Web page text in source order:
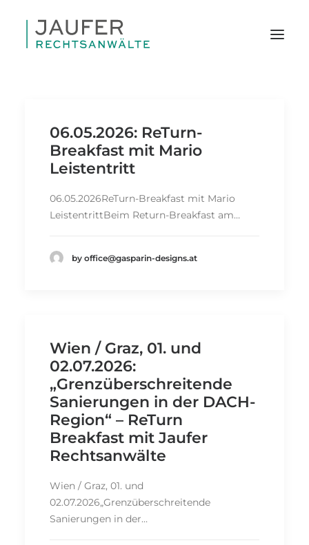
06.05.2026: ReTurn-
Breakfast mit Mario
Leistentritt
06.05.2026ReTurn-Breakfast mit Mario
LeistentrittBeim Return-Breakfast am…
by office@gasparin-designs.at
Wien / Graz, 01. und
02.07.2026:
„Grenzüberschreitende
Sanierungen in der DACH-
Region“ – ReTurn
Breakfast mit Jaufer
Rechtsanwälte
Wien / Graz, 01. und
02.07.2026„Grenzüberschreitende
Sanierungen in der…